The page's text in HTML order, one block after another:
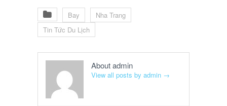
Bay
Nha Trang
Tin Tức Du Lịch
About admin
View all posts by admin →